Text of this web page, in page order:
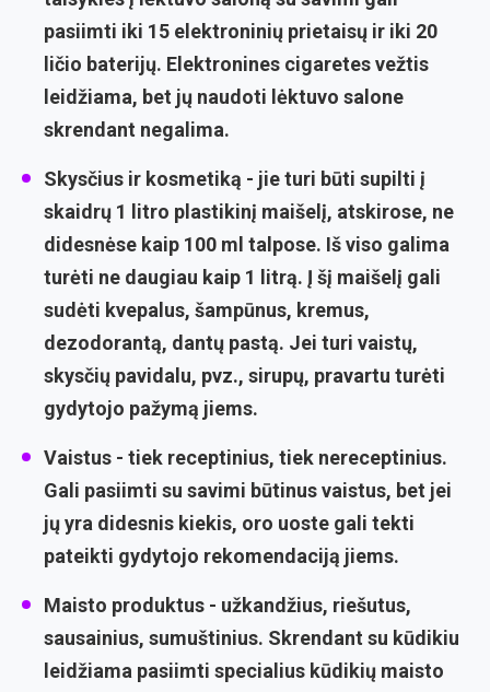
pasiimti iki 15 elektroninių prietaisų ir iki 20
ličio baterijų. Elektronines cigaretes vežtis
leidžiama, bet jų naudoti lėktuvo salone
skrendant negalima.
Skysčius ir kosmetiką - jie turi būti supilti į
skaidrų 1 litro plastikinį maišelį, atskirose, ne
didesnėse kaip 100 ml talpose. Iš viso galima
turėti ne daugiau kaip 1 litrą. Į šį maišelį gali
sudėti kvepalus, šampūnus, kremus,
dezodorantą, dantų pastą. Jei turi vaistų,
skysčių pavidalu, pvz., sirupų, pravartu turėti
gydytojo pažymą jiems.
Vaistus - tiek receptinius, tiek nereceptinius.
Gali pasiimti su savimi būtinus vaistus, bet jei
jų yra didesnis kiekis, oro uoste gali tekti
pateikti gydytojo rekomendaciją jiems.
Maisto produktus - užkandžius, riešutus,
sausainius, sumuštinius. Skrendant su kūdikiu
leidžiama pasiimti specialius kūdikių maisto